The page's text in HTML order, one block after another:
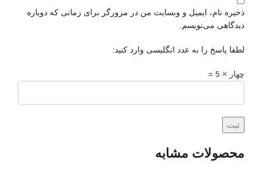
ذخیره نام، ایمیل و وبسایت من در مرورگر برای زمانی که دوباره
دیدگاهی می‌نویسم.
لطفا پاسخ را به عدد انگلیسی وارد کنید:
چهار × 5 =
محصولات مشابه